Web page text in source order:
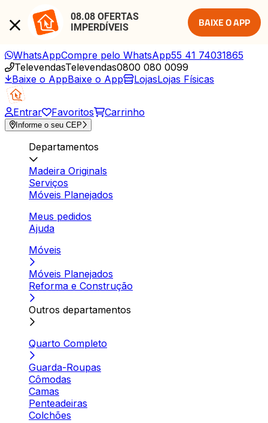
08.08 OFERTAS
IMPERDÍVEIS
BAIXE O APP
WhatsAppCompre pelo WhatsApp55 41 74031865
TelevendasTelevendas0800 080 0099
Baixe o AppBaixe o App LojasLojas Físicas
Entrar Favoritos Carrinho
Informe o seu CEP
Departamentos
Madeira Originals
Serviços
Móveis Planejados
Meus pedidos
Ajuda
Móveis
Móveis Planejados
Reforma e Construção
Outros departamentos
Quarto Completo
Guarda-Roupas
Cômodas
Camas
Penteadeiras
Colchões